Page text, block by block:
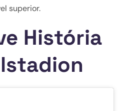
superior.
História